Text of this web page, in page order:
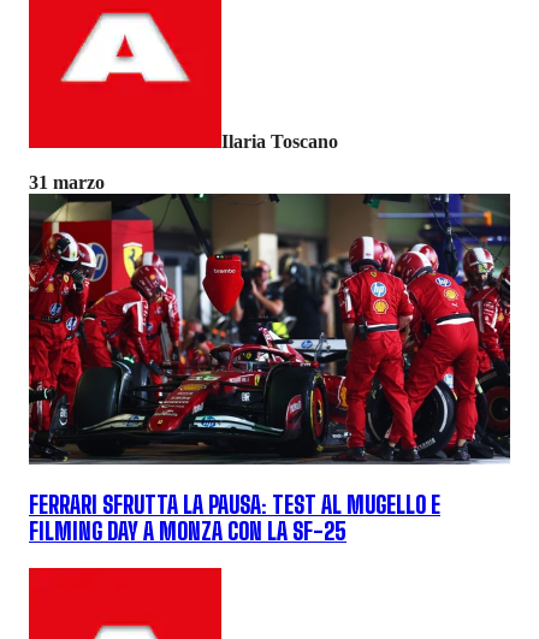
Ilaria Toscano
31 marzo
FERRARI SFRUTTA LA PAUSA: TEST AL MUGELLO E
FILMING DAY A MONZA CON LA SF-25